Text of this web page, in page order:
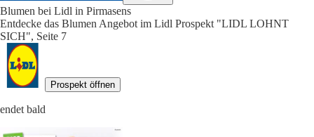
Blumen bei Lidl in Pirmasens
Entdecke das Blumen Angebot im Lidl Prospekt "LIDL LOHNT
SICH", Seite 7
Prospekt öffnen
endet bald